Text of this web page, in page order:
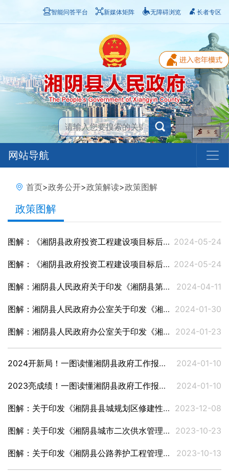
智能问答平台 新媒体矩阵 无障碍浏览 长者专区
网站导航
首页>政务公开>政策解读>政策图解
政策图解
图解：《湘阴县政府投资工程建设项目标后监督管理办法》（征求意见稿） 2024-05-24
图解：《湘阴县政府投资工程建设项目标后监督管理办法》起草说明 2024-05-24
图解：湘阴县人民政府关于印发《湘阴县第四次全国文物普查实施方案》的通知 2024-04-11
图解：湘阴县人民政府办公室关于印发《湘阴县医疗保险基金运行风险预警处置方案》的通知 2024-01-30
图解：湘阴县人民政府办公室关于印发《湘阴县国有藏品管理实施细则（试行）》的通知 2024-01-23
2024开新局！一图读懂湘阴县政府工作报告（二） 2024-01-10
2023亮成绩！一图读懂湘阴县政府工作报告（一） 2024-01-10
图解：关于印发《湘阴县县城规划区修建性详细规划和建设工程设计方案管理若干规定》的通知 2023-12-08
图解：关于印发《湘阴县城市二次供水管理办法》的通知 2023-10-23
图解：关于印发《湘阴县公路养护工程管理办法》的通知 2023-10-13